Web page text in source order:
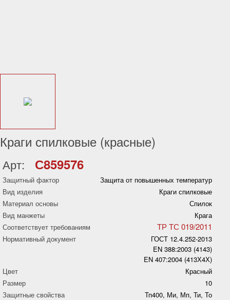
Краги спилковые (красные)
Арт: С859576
Защитный фактор
Защита от повышенных температур
Вид изделия
Краги спилковые
Материал основы
Спилок
Вид манжеты
Крага
Соответствует требованиям
ТР ТС 019/2011
Нормативный документ
ГОСТ 12.4.252-2013
EN 388:2003 (4143)
EN 407:2004 (413Х4Х)
Цвет
Красный
Размер
10
Защитные свойства
Тп400, Ми, Мп, Ти, То